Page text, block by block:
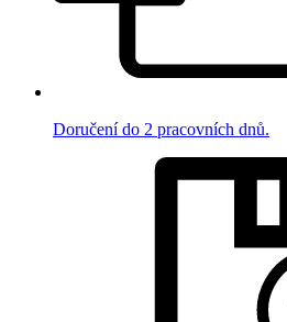
Doručení do 2 pracovních dnů.